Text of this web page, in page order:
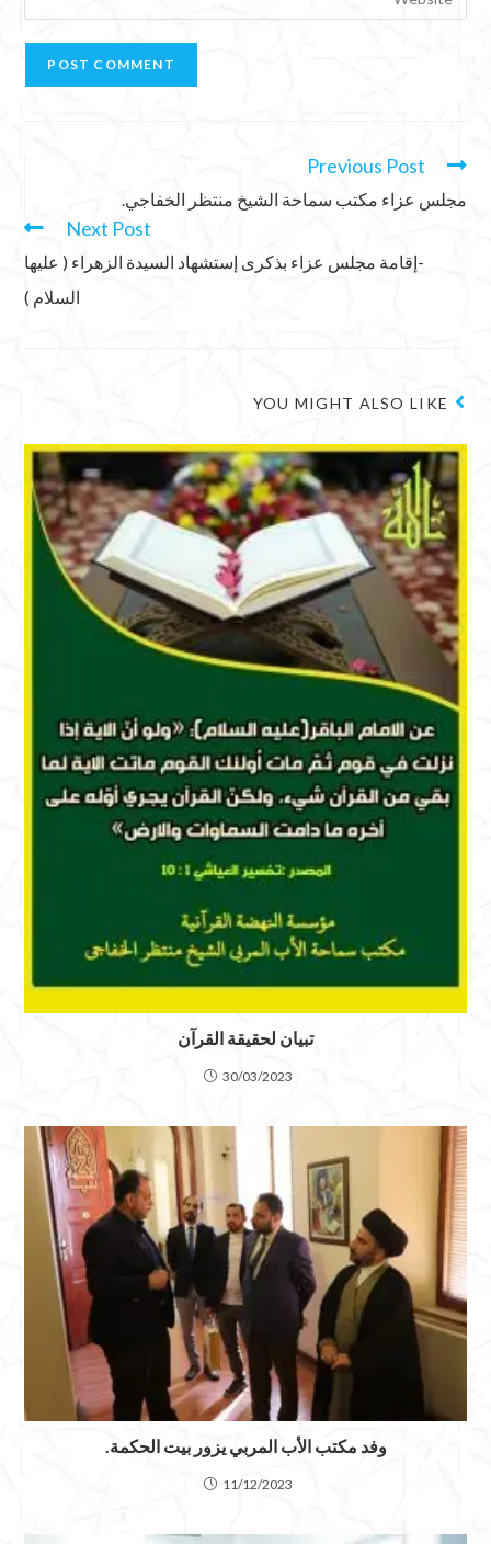
Previous Post
مجلس عزاء مكتب سماحة الشيخ منتظر الخفاجي.
Next Post
-إقامة مجلس عزاء بذكرى إستشهاد السيدة الزهراء ( عليها
السلام )
YOU MIGHT ALSO LIKE
تبيان لحقيقة القرآن
30/03/2023
وفد مكتب الأب المربي يزور بيت الحكمة.
11/12/2023